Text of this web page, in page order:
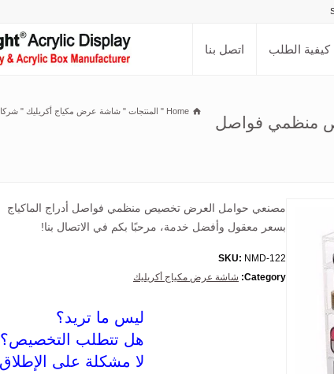
كيفية الطلب اتصل بنا
منظمي فواصل
Home
" المنتجات " شاشة عرض مكياج أكريليك "
مصنعي حوامل العرض تخصيص منظمي فواصل أدراج الماكياج
بسعر معقول وأفضل خدمة، مرحبًا بكم في الاتصال بنا!
SKU: NMD-122
Category: شاشة عرض مكياج أكريليك
ليس ما تريد؟
هل تتطلب التخصيص؟
لا مشكلة على